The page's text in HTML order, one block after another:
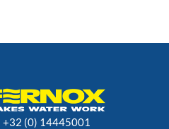
+32 (0) 14445001